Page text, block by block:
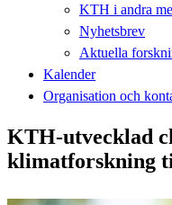
KTH i andra
Nyhetsbrev
Aktuella
Kalender
Organisation och
KTH-utvecklad
klimatforskning